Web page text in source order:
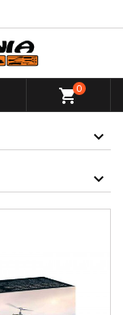
shopping_cart0